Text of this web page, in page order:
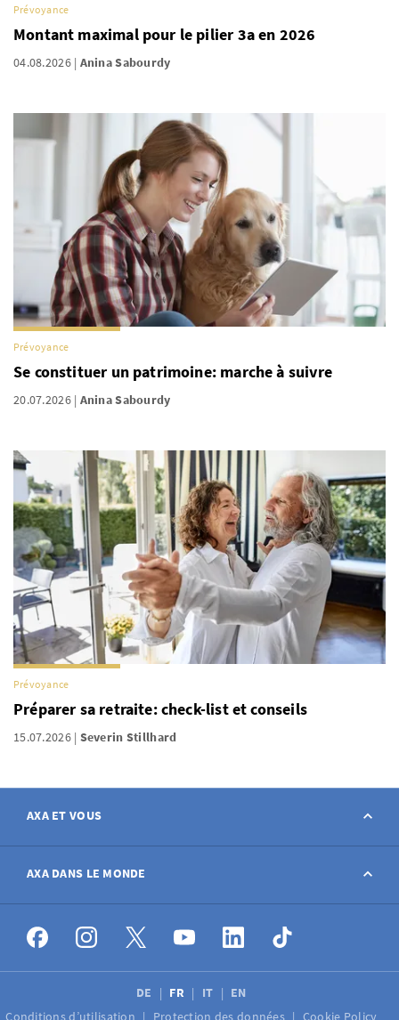
Prévoyance
Montant maximal pour le pilier 3a en 2026
04.08.2026 Anina Sabourdy
Prévoyance
Se constituer un patrimoine: marche à suivre
20.07.2026 Anina Sabourdy
Prévoyance
Préparer sa retraite: check-list et conseils
15.07.2026 Severin Stillhard
AXA ET VOUS
Contact
Déclarer sinistre
Postes à pourvoir
AXA DANS LE MONDE
AXA dans le monde
DE FR IT
EN
Conditions d’utilisation
Protection des données Cookie Policy